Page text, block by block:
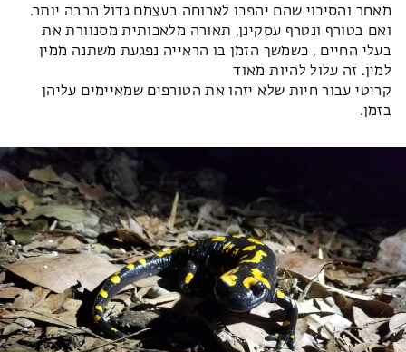
מאחר והסיכוי שהם יהפכו לארוחה בעצמם גדול הרבה יותר.
ואם בטורף ונטרף עסקינן, תאורה מלאכותית מסנוורת את
בעלי החיים , כשמשך הזמן בו הראייה נפגעת משתנה ממין
למין. זה עלול להיות מאוד
קריטי עבור חיות שלא יזהו את הטורפים שמאיימים עליהן
בזמן.